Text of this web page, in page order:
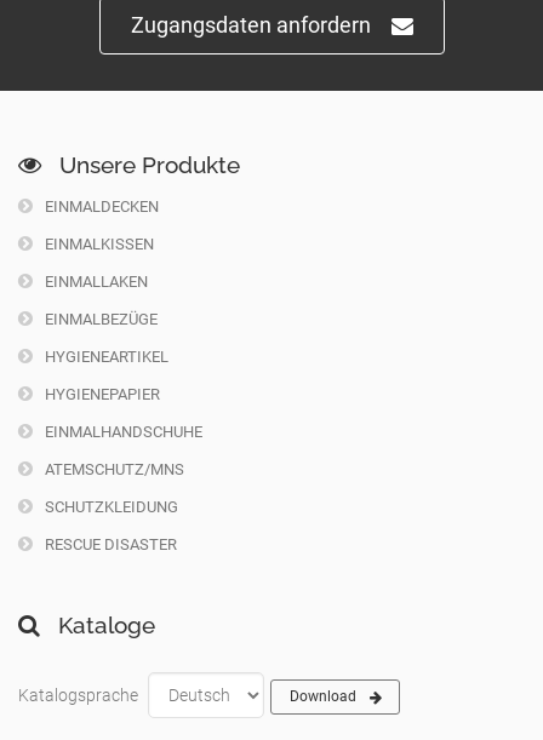
Zugangsdaten anfordern
Unsere Produkte
EINMALDECKEN
EINMALKISSEN
EINMALLAKEN
EINMALBEZÜGE
HYGIENEARTIKEL
HYGIENEPAPIER
EINMALHANDSCHUHE
ATEMSCHUTZ/MNS
SCHUTZKLEIDUNG
RESCUE DISASTER
Kataloge
Katalogsprache Download